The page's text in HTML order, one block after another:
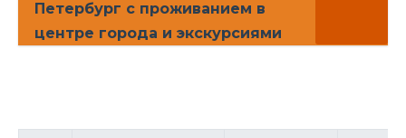
Петербург с проживанием в
центре города и экскурсиями